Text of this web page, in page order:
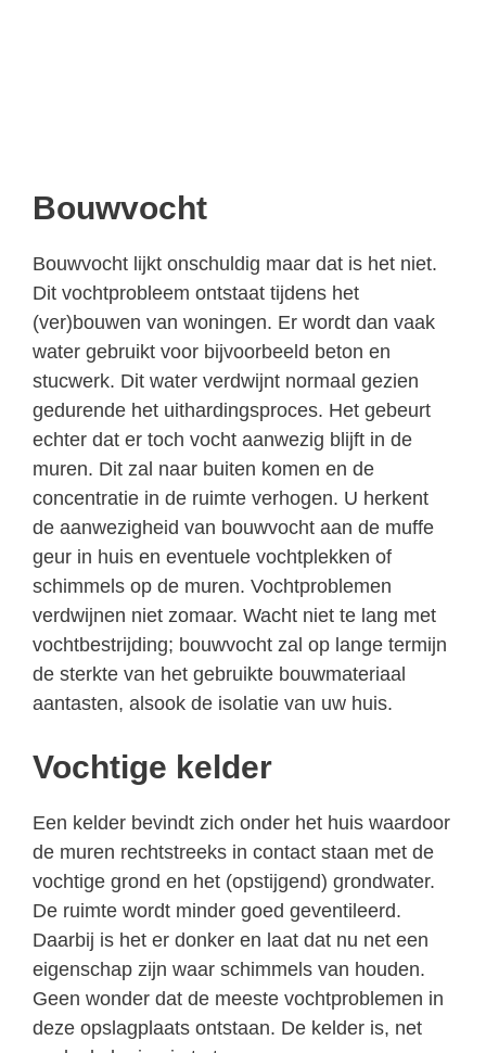
Bouwvocht
Bouwvocht lijkt onschuldig maar dat is het niet.
Dit vochtprobleem ontstaat tijdens het
(ver)bouwen van woningen. Er wordt dan vaak
water gebruikt voor bijvoorbeeld beton en
stucwerk. Dit water verdwijnt normaal gezien
gedurende het uithardingsproces. Het gebeurt
echter dat er toch vocht aanwezig blijft in de
muren. Dit zal naar buiten komen en de
concentratie in de ruimte verhogen. U herkent
de aanwezigheid van bouwvocht aan de muffe
geur in huis en eventuele vochtplekken of
schimmels op de muren. Vochtproblemen
verdwijnen niet zomaar. Wacht niet te lang met
vochtbestrijding; bouwvocht zal op lange termijn
de sterkte van het gebruikte bouwmateriaal
aantasten, alsook de isolatie van uw huis.
Vochtige kelder
Een kelder bevindt zich onder het huis waardoor
de muren rechtstreeks in contact staan met de
vochtige grond en het (opstijgend) grondwater.
De ruimte wordt minder goed geventileerd.
Daarbij is het er donker en laat dat nu net een
eigenschap zijn waar schimmels van houden.
Geen wonder dat de meeste vochtproblemen in
deze opslagplaats ontstaan. De kelder is, net